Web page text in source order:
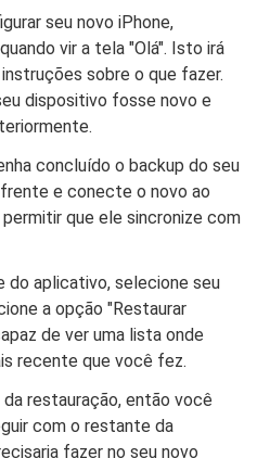
seu novo iPhone,
vir a tela "Olá". Isto irá
sobre o que fazer.
dispositivo fosse novo e
concluído o backup do seu
e conecte o novo ao
que ele sincronize com
do aplicativo, selecione seu
a opção "Restaurar
de ver uma lista onde
recente que você fez.
restauração, então você
com o restante da
fazer no seu novo